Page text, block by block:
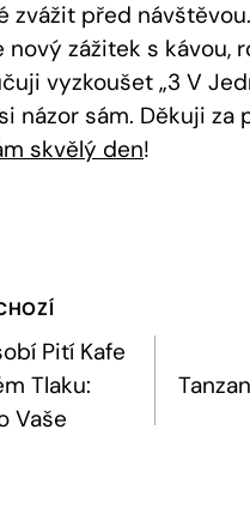
zvážit před
nový zážitek⁢ s kávou,
vyzkoušet „3 V
názor‍ sám. Děkuji⁤ za
skvělý den!
Pití Kafe
Tlaku:
Vaše